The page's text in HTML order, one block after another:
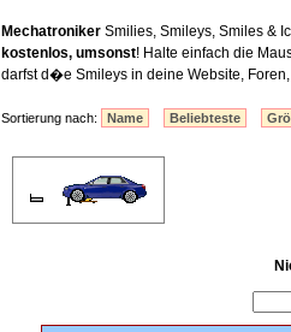
Mechatroniker Smilies, Smileys, Smiles &
kostenlos, umsonst! Halte einfach die
darfst d�e Smileys in deine Website,
Sortierung nach: Name Beliebteste